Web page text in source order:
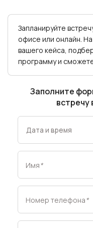
Запланируйте
офисе или онлайн.
вашего кейса,
программу и
Заполните
встречу
Имя*
Номер телефона*